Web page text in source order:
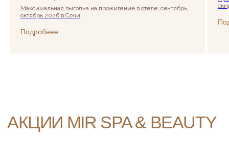
Максимальная выгодна на проживание в отеле: сентябрь,
октябрь 2026 в Сочи
Подробнее
ВЫБЕРИТЕ СВОЙ